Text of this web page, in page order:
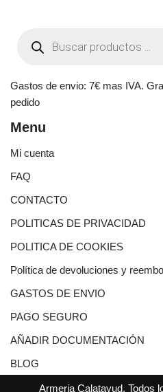
Gastos de envio: 7€ mas IVA.
pedido
Menu
Mi cuenta
FAQ
CONTACTO
POLITICAS DE PRIVACIDAD
POLITICA DE COOKIES
Política de devoluciones y
GASTOS DE ENVIO
PAGO SEGURO
AÑADIR DOCUMENTACIÓN
BLOG
Armeria Calatayud, Todos